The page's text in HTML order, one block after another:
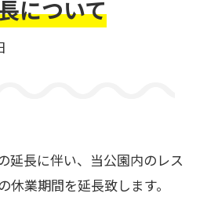
などの業務利用をお考えの方
各種申請・手続き等
について
延長に伴い、当公園内のレス
休業期間を延長致します。